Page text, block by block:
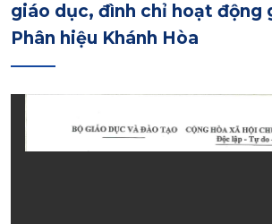
giáo dục, đình chỉ hoạt động
Phân hiệu Khánh Hòa